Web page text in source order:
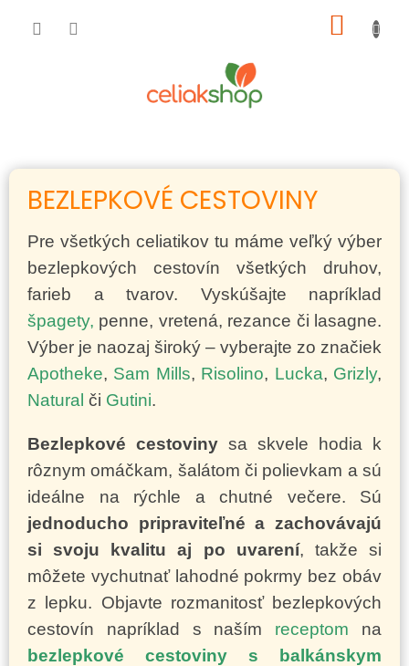
KOŠÍK
BEZLEPKOVÉ CESTOVINY
Pre všetkých celiatikov tu máme veľký výber
bezlepkových cestovín všetkých druhov,
farieb a tvarov. Vyskúšajte napríklad
špagety, penne, vretená, rezance či lasagne.
Výber je naozaj široký – vyberajte zo značiek
Apotheke, Sam Mills, Risolino, Lucka, Grizly,
Natural či Gutini.
Bezlepkové cestoviny sa skvele hodia k
rôznym omáčkam, šalátom či polievkam a sú
ideálne na rýchle a chutné večere. Sú
jednoducho pripraviteľné a zachovávajú
si svoju kvalitu aj po uvarení, takže si
môžete vychutnať lahodné pokrmy bez obáv
z lepku. Objavte rozmanitosť bezlepkových
cestovín napríklad s naším receptom na
bezlepkové cestoviny s balkánskym